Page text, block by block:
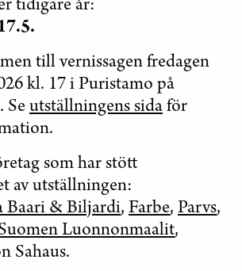
tidigare år:
till vernissagen fredagen
kl. 17 i Puristamo på
Se utställningens sida för
som har stött
av utställningen:
Baari & Biljardi, Farbe, Parvs,
Luonnonmaalit,
Sahaus.